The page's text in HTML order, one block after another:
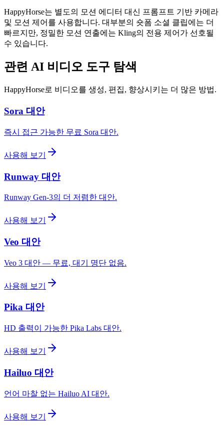
HappyHorse는 별도의 모션 에디터 대신 프롬프트 기반 카메라
및 모션 제어를 사용합니다. 대부분의 숏폼 소셜 클립에는 더
빠르지만, 정밀한 모션 연출에는 Kling의 전용 제어가 선호될
수 있습니다.
관련 AI 비디오 도구 탐색
HappyHorse로 비디오를 생성, 편집, 향상시키는 더 많은 방법.
Sora 대안
즉시 접근 가능한 무료 Sora 대안.
사용해 보기
Runway 대안
Runway Gen-3의 더 저렴한 대안.
사용해 보기
Veo 대안
Veo 3 대안 — 무료, 대기 명단 없음.
사용해 보기
Pika 대안
HD 출력이 가능한 Pika Labs 대안.
사용해 보기
Hailuo 대안
언어 마찰 없는 Hailuo AI 대안.
사용해 보기